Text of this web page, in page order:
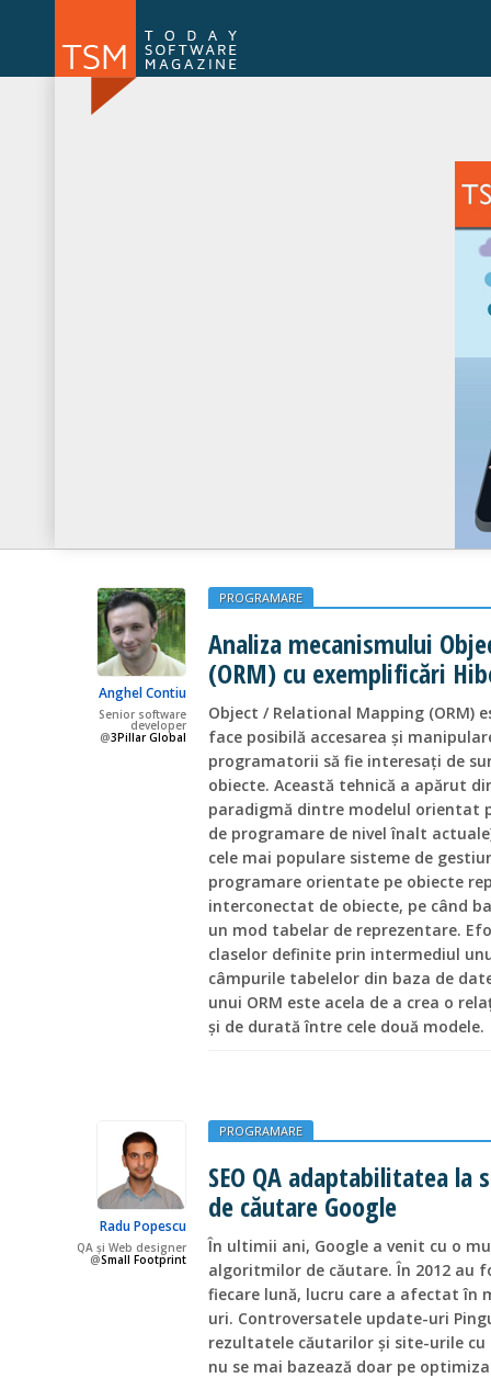
Anghel Contiu
Senior software
developer
@3Pillar Global
PROGRAMARE
Analiza mecanismului
(ORM) cu exemplificări
Object / Relational Mapping (ORM)
face posibilă accesarea și
programatorii să fie interesați de
obiecte. Această tehnică a apărut
paradigmă dintre modelul orientat
de programare de nivel înalt
cele mai populare sisteme de
programare orientate pe obiecte
interconectat de obiecte, pe când
un mod tabelar de reprezentare.
claselor definite prin intermediul
câmpurile tabelelor din baza de
unui ORM este acela de a crea o
și de durată între cele două modele.
Radu Popescu
QA și Web designer
@Small Footprint
PROGRAMARE
SEO QA adaptabilitatea
de căutare Google
În ultimii ani, Google a venit cu o
algoritmilor de căutare. În 2012 au
fiecare lună, lucru care a afectat
uri. Controversatele update-uri
rezultatele căutarilor şi site-urile cu
nu se mai bazează doar pe